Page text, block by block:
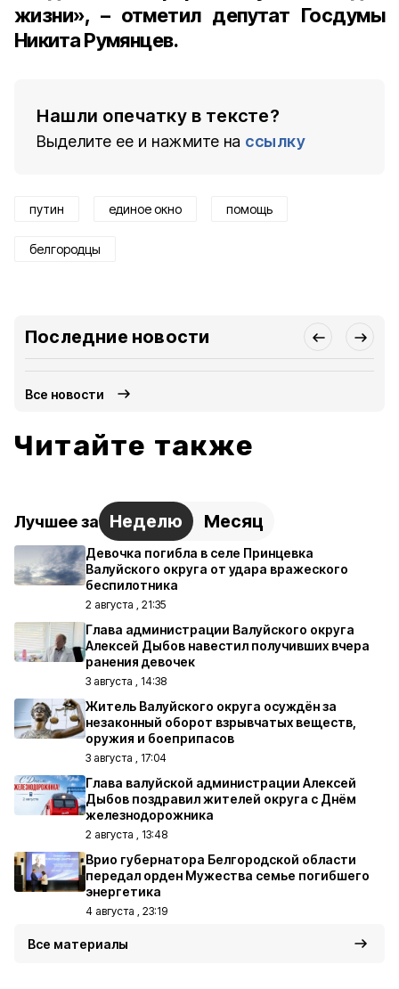
жизни», – отметил депутат Госдумы
Никита Румянцев.
Нашли опечатку в тексте?
Выделите ее и нажмите на ссылку
путин единое окно помощь
белгородцы
Последние новости
Все новости
Читайте также
Лучшее за Неделю Месяц
Девочка погибла в селе Принцевка
Валуйского округа от удара вражеского
беспилотника
2 августа , 21:35
Глава администрации Валуйского округа
Алексей Дыбов навестил получивших вчера
ранения девочек
3 августа , 14:38
Житель Валуйского округа осуждён за
незаконный оборот взрывчатых веществ,
оружия и боеприпасов
3 августа , 17:04
Глава валуйской администрации Алексей
Дыбов поздравил жителей округа с Днём
железнодорожника
2 августа , 13:48
Врио губернатора Белгородской области
передал орден Мужества семье погибшего
энергетика
4 августа , 23:19
Все материалы